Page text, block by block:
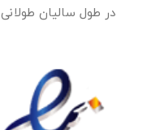
در طول سالیان